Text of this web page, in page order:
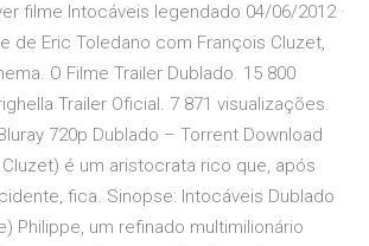
filme Intocáveis legendado 04/06/2012 ·
de Eric Toledano com François Cluzet,
O Filme Trailer Dublado. 15 800
Trailer Oficial. 7 871 visualizações.
720p Dublado – Torrent Download
é um aristocrata rico que, após
fica. Sinopse: Intocáveis Dublado
Philippe, um refinado multimilionário